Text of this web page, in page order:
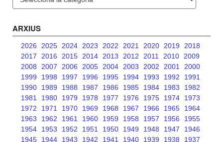
ARXIUS
2026 2025 2024 2023 2022 2021 2020 2019
2018
2017
2016 2015 2014 2013 2012 2011 2010 2009
2008
2007 2006 2005 2004 2003 2002 2001
2000
1999
1998 1997 1996 1995 1994 1993 1992
1991
1990
1989 1988 1987 1986 1985 1984 1983
1982
1981
1980 1979 1978 1977 1976 1975 1974
1973
1972
1971 1970 1969 1968 1967 1966 1965
1964
1963
1962 1961 1960 1959 1958 1957 1956
1955
1954
1953 1952 1951 1950 1949 1948 1947
1946
1945
1944 1943 1942 1941 1940 1939 1938
1937